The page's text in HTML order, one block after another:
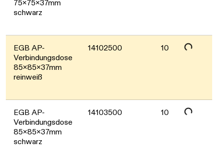
75x75x37mm
schwarz
EGB AP-
Verbindungsdose
85x85x37mm
reinweiß
14102500 10
Daten werden geladen. Bitte warten...
EGB AP-
Verbindungsdose
85x85x37mm
schwarz
14103500 10
Daten werden geladen. Bitte warten...